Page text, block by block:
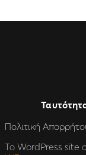
Πολιτική
Το WordPress site